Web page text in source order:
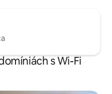
s Wi-Fi